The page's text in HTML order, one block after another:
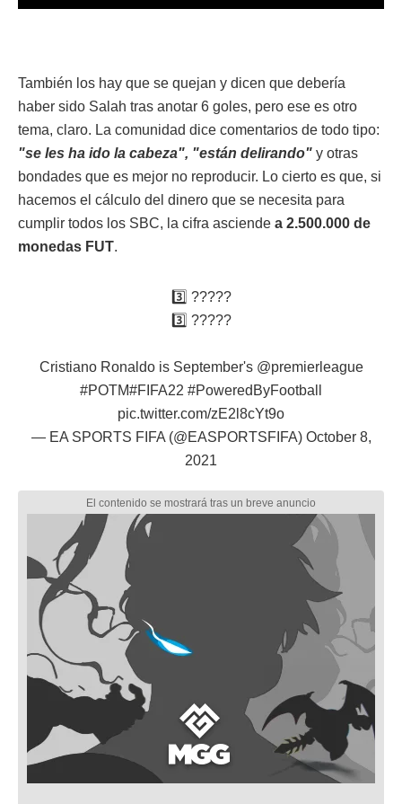
También los hay que se quejan y dicen que debería
haber sido Salah tras anotar 6 goles, pero ese es otro
tema, claro. La comunidad dice comentarios de todo tipo:
"se les ha ido la cabeza", "están delirando" y otras
bondades que es mejor no reproducir. Lo cierto es que, si
hacemos el cálculo del dinero que se necesita para
cumplir todos los SBC, la cifra asciende a 2.500.000 de
monedas FUT.
3️⃣ ?????
3️⃣ ?????
Cristiano Ronaldo is September's @premierleague
#POTM#FIFA22 #PoweredByFootball
pic.twitter.com/zE2l8cYt9o
— EA SPORTS FIFA (@EASPORTSFIFA) October 8,
2021